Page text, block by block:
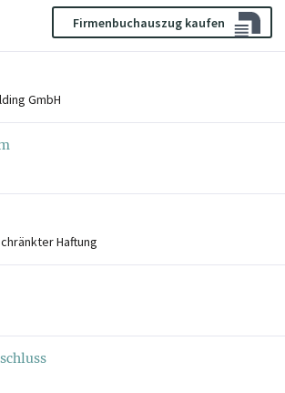
Firmenbuchauszug kaufen
GmbH
Haftung